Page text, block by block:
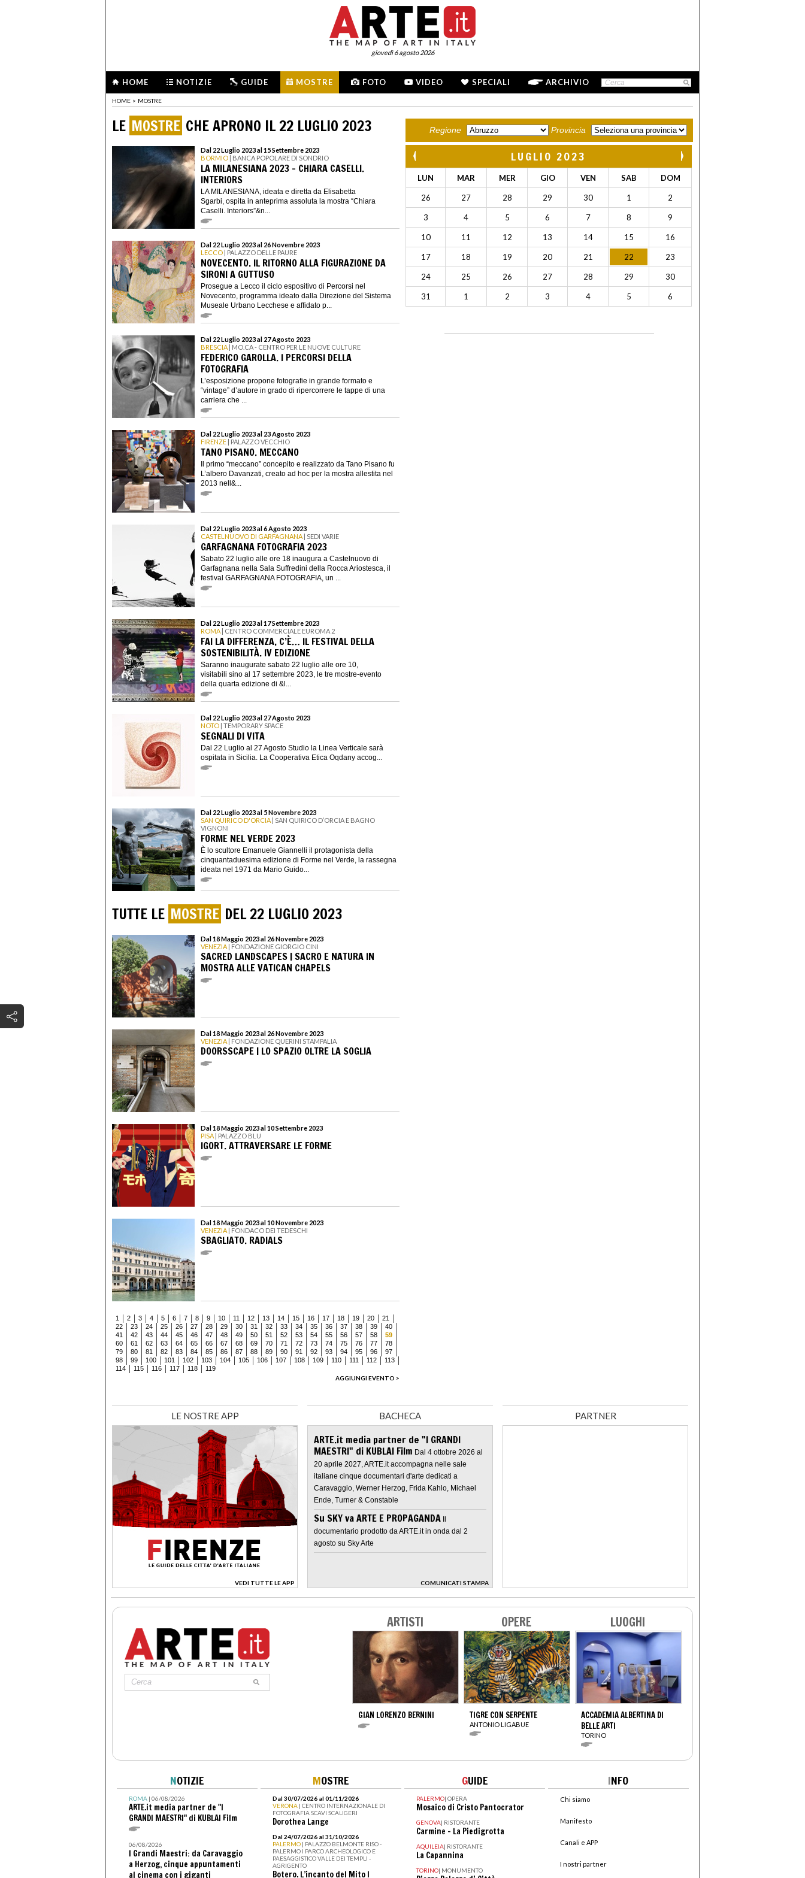
giovedì 6 agosto 2026
HOME NOTIZIE GUIDE MOSTRE FOTO VIDEO SPECIALI ARCHIVIO
HOME > MOSTRE
LE MOSTRE CHE APRONO IL 22 LUGLIO 2023
Dal 22 Luglio 2023 al 15 Settembre 2023
BORMIO | BANCA POPOLARE DI SONDRIO
LA MILANESIANA 2023 - CHIARA CASELLI.
INTERIORS
LA MILANESIANA, ideata e diretta da Elisabetta
Sgarbi, ospita in anteprima assoluta la mostra “Chiara
Caselli. Interiors”&n...
Dal 22 Luglio 2023 al 26 Novembre 2023
LECCO | PALAZZO DELLE PAURE
NOVECENTO. IL RITORNO ALLA FIGURAZIONE DA
SIRONI A GUTTUSO
Prosegue a Lecco il ciclo espositivo di Percorsi nel
Novecento, programma ideato dalla Direzione del Sistema
Museale Urbano Lecchese e affidato p...
Dal 22 Luglio 2023 al 27 Agosto 2023
BRESCIA | MO.CA - CENTRO PER LE NUOVE CULTURE
FEDERICO GAROLLA. I PERCORSI DELLA
FOTOGRAFIA
L’esposizione propone fotografie in grande formato e
“vintage” d’autore in grado di ripercorrere le tappe di una
carriera che ...
Dal 22 Luglio 2023 al 23 Agosto 2023
FIRENZE | PALAZZO VECCHIO
TANO PISANO. MECCANO
Il primo “meccano” concepito e realizzato da Tano Pisano fu
L’albero Davanzati, creato ad hoc per la mostra allestita nel
2013 nell&...
Dal 22 Luglio 2023 al 6 Agosto 2023
CASTELNUOVO DI GARFAGNANA | SEDI VARIE
GARFAGNANA FOTOGRAFIA 2023
Sabato 22 luglio alle ore 18 inaugura a Castelnuovo di
Garfagnana nella Sala Suffredini della Rocca Ariostesca, il
festival GARFAGNANA FOTOGRAFIA, un ...
Dal 22 Luglio 2023 al 17 Settembre 2023
ROMA | CENTRO COMMERCIALE EUROMA 2
FAI LA DIFFERENZA, C’È… IL FESTIVAL DELLA
SOSTENIBILITÀ. IV EDIZIONE
Saranno inaugurate sabato 22 luglio alle ore 10,
visitabili sino al 17 settembre 2023, le tre mostre-evento
della quarta edizione di &l...
Dal 22 Luglio 2023 al 27 Agosto 2023
NOTO | TEMPORARY SPACE
SEGNALI DI VITA
Dal 22 Luglio al 27 Agosto Studio la Linea Verticale sarà
ospitata in Sicilia. La Cooperativa Etica Oqdany accog...
Dal 22 Luglio 2023 al 5 Novembre 2023
SAN QUIRICO D'ORCIA | SAN QUIRICO D’ORCIA E BAGNO
VIGNONI
FORME NEL VERDE 2023
È lo scultore Emanuele Giannelli il protagonista della
cinquantaduesima edizione di Forme nel Verde, la rassegna
ideata nel 1971 da Mario Guido...
TUTTE LE MOSTRE DEL 22 LUGLIO 2023
Dal 18 Maggio 2023 al 26 Novembre 2023
VENEZIA | FONDAZIONE GIORGIO CINI
SACRED LANDSCAPES | SACRO E NATURA IN
MOSTRA ALLE VATICAN CHAPELS
Dal 18 Maggio 2023 al 26 Novembre 2023
VENEZIA | FONDAZIONE QUERINI STAMPALIA
DOORSSCAPE | LO SPAZIO OLTRE LA SOGLIA
Dal 18 Maggio 2023 al 10 Settembre 2023
PISA | PALAZZO BLU
IGORT. ATTRAVERSARE LE FORME
Dal 18 Maggio 2023 al 10 Novembre 2023
VENEZIA | FONDACO DEI TEDESCHI
SBAGLIATO. RADIALS
1 2 3 4 5 6 7 8 9 10 11 12 13 14 15 16 17 18 19 20
21
22
23 24 25 26 27 28 29 30 31 32 33 34 35 36 37 38 39
40
41
42 43 44 45 46 47 48 49 50 51 52 53 54 55 56 57 58
59
60
61 62 63 64 65 66 67 68 69 70 71 72 73 74 75 76 77
78
79
80 81 82 83 84 85 86 87 88 89 90 91 92 93 94 95 96
97
98
99 100 101 102 103 104 105 106 107 108 109 110 111 112
113
114
115 116 117 118
119
AGGIUNGI EVENTO >
Regione Provincia
LUGLIO 2023
LUN MAR MER GIO VEN SAB DOM
26 27 28 29 30 1 2
3 4 5 6 7 8 9
10 11 12 13 14 15 16
17 18 19 20 21 22 23
24 25 26 27 28 29 30
31 1 2 3 4 5 6
LE NOSTRE APP
VEDI TUTTE LE APP
>
BACHECA
ARTE.it media partner de "I GRANDI
MAESTRI" di KUBLAI Film Dal 4 ottobre 2026 al
20 aprile 2027, ARTE.it accompagna nelle sale
italiane cinque documentari d'arte dedicati a
Caravaggio, Werner Herzog, Frida Kahlo, Michael
Ende, Turner & Constable
Su SKY va ARTE E PROPAGANDA Il
documentario prodotto da ARTE.it in onda dal 2
agosto su Sky Arte
COMUNICATI STAMPA
>
PARTNER
ARTISTI
GIAN LORENZO BERNINI
OPERE
TIGRE CON SERPENTE
ANTONIO LIGABUE
LUOGHI
ACCADEMIA ALBERTINA DI
BELLE ARTI
TORINO
NOTIZIE
ROMA| 06/08/2026
ARTE.it media partner de "I
GRANDI MAESTRI" di KUBLAI Film
06/08/2026
I Grandi Maestri: da Caravaggio
a Herzog, cinque appuntamenti
al cinema con i giganti
MOSTRE
Dal 30/07/2026 al 01/11/2026
VERONA | CENTRO INTERNAZIONALE DI
FOTOGRAFIA SCAVI SCALIGERI
Dorothea Lange
Dal 24/07/2026 al 31/10/2026
PALERMO | PALAZZO BELMONTE RISO -
PALERMO I PARCO ARCHEOLOGICO E
PAESAGGISTICO VALLE DEI TEMPLI -
AGRIGENTO
Botero. L’incanto del Mito I
GUIDE
PALERMO| OPERA
Mosaico di Cristo Pantocrator
GENOVA| RISTORANTE
Carmine – La Piedigrotta
AQUILEIA| RISTORANTE
La Capannina
TORINO| MONUMENTO
INFO
Chi siamo
Manifesto
Canali e APP
I nostri partner